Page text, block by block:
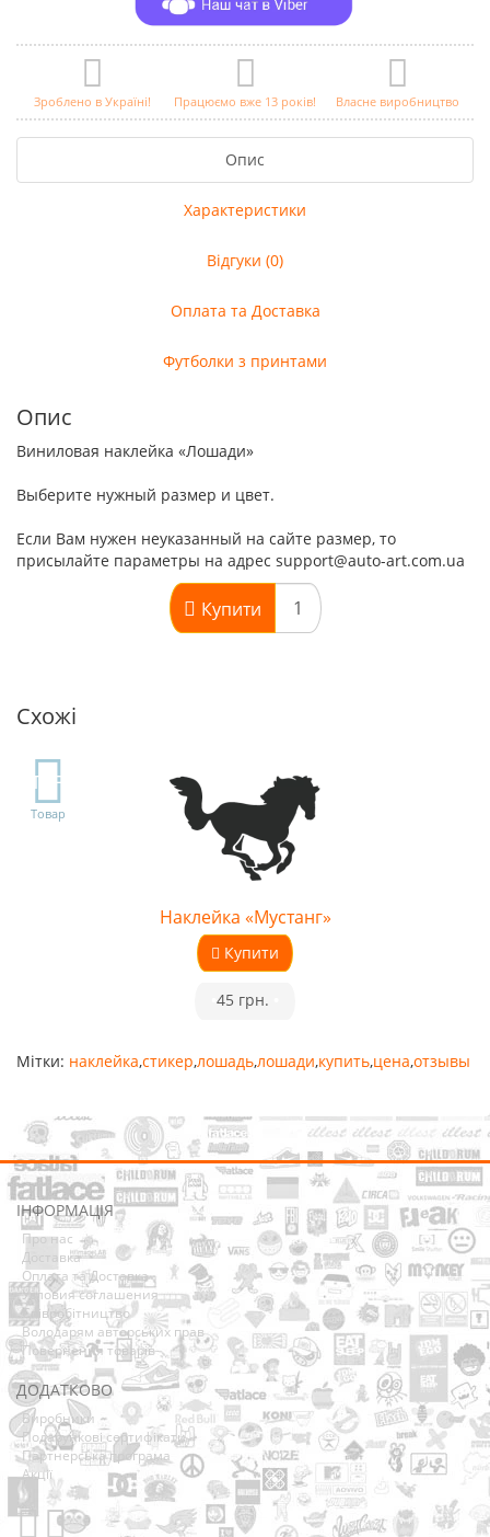
Зроблено в Україні! Працюємо вже 13 років! Власне виробництво
Опис
Характеристики
Відгуки (0)
Оплата та Доставка
Футболки з принтами
Опис
Виниловая наклейка «Лошади»
Выберите нужный размер и цвет.
Если Вам нужен неуказанный на сайте размер, то
присылайте параметры на адрес support@auto-art.com.ua
Купити
Схожі
TOP
Товар
Наклейка «Мустанг»
Купити
45 грн.
Мітки: наклейка,стикер,лошадь,лошади,купить,цена,отзывы
ІНФОРМАЦІЯ
Про нас
Доставка
Оплата та Доставка
Условия соглашения
Співробітництво
Володарям авторських прав
Повернення товарів
ДОДАТКОВО
Виробники
Подарункові сертифікати
Партнерська програма
Акції